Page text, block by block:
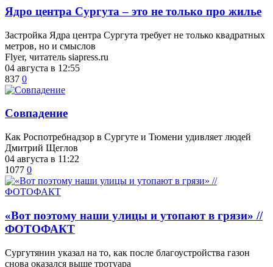
​Ядро центра Сургута ‒ это не только про жилье
Застройка Ядра центра Сургута требует не только квадратных
метров, но и смыслов
Flyer, читатель siapress.ru
04 августа в 12:55
837 0
​Совпадение
Как Роспотребнадзор в Сургуте и Тюмени удивляет людей
Дмитрий Щеглов
04 августа в 11:22
1077 0
«Вот поэтому наши улицы и утопают в грязи» //
ФОТОФАКТ
Сургутянин указал на то, как после благоустройства газон
снова оказался выше тротуара